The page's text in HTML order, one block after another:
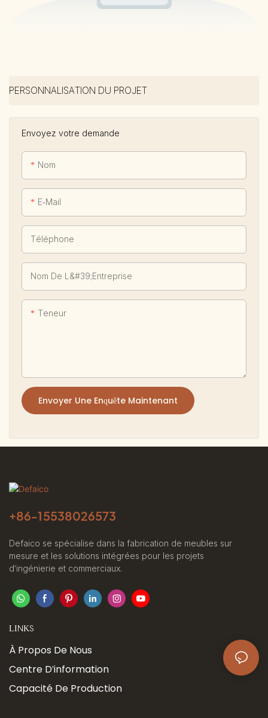
PERSONNALISATION DU PROJET
Envoyez votre demande
Nom
E-Mail
Téléphone
Nom De L&#39;entreprise
Teneur
Envoyer Une Enquête Maintenant
+86-15538026573
Defaico se spécialise dans la fabrication de meubles sur
mesure et les solutions intégrées pour les projets
d'ingénierie et commerciaux.
LINKS
À Propos De Nous
Centre D'information
Capacité De Production